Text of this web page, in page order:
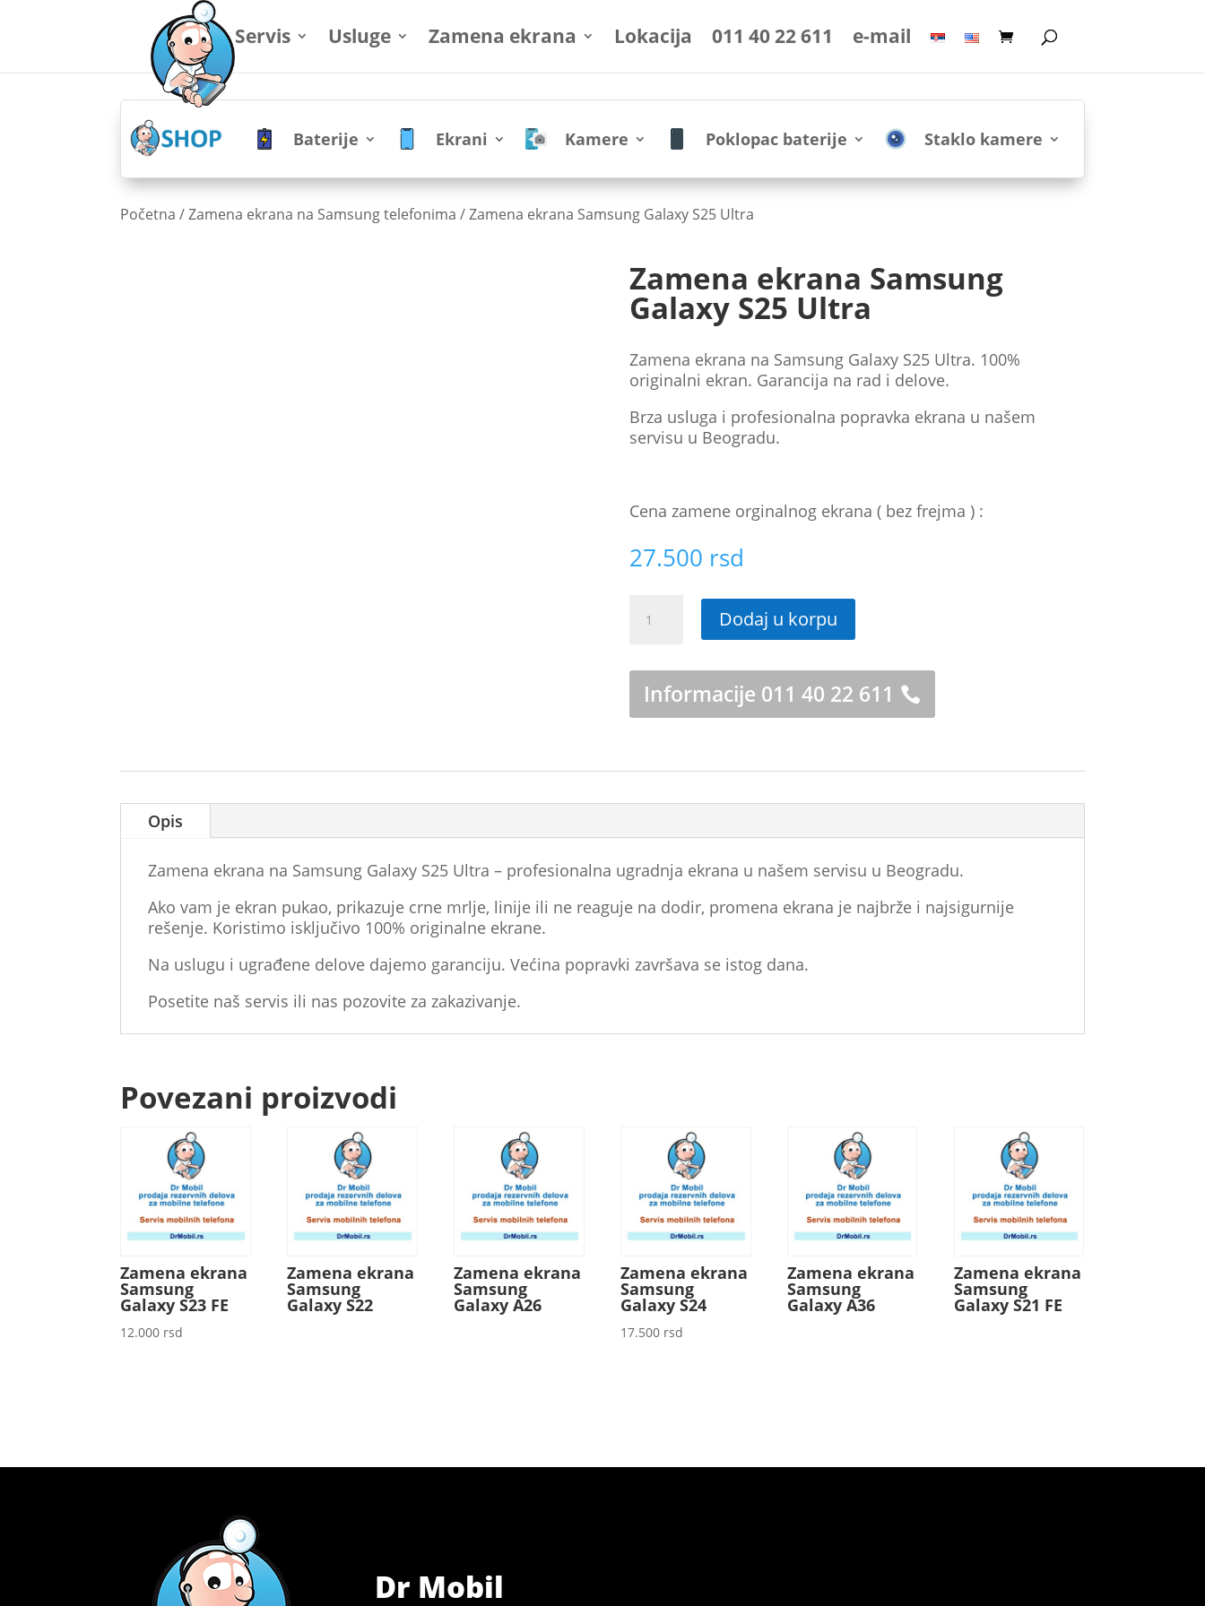
Servis Usluge Zamena ekrana Lokacija 011 40 22 611 e-mail
Baterije Ekrani Kamere Poklopac baterije Staklo kamere
Početna /Zamena ekrana na Samsung telefonima / Zamena ekrana Samsung Galaxy S25 Ultra
Zamena ekrana Samsung
Galaxy S25 Ultra
Zamena ekrana na Samsung Galaxy S25 Ultra. 100%
originalni ekran. Garancija na rad i delove.
Brza usluga i profesionalna popravka ekrana u našem
servisu u Beogradu.
Cena zamene orginalnog ekrana ( bez frejma ) :
27.500 rsd
ekrana
Galaxy
S25
Ultra
Dodaj u korpu
Informacije 011 40 22 611
Opis
Zamena ekrana na Samsung Galaxy S25 Ultra – profesionalna ugradnja ekrana u našem servisu u Beogradu.
Ako vam je ekran pukao, prikazuje crne mrlje, linije ili ne reaguje na dodir, promena ekrana je najbrže i najsigurnije
rešenje. Koristimo isključivo 100% originalne ekrane.
Na uslugu i ugrađene delove dajemo garanciju. Većina popravki završava se istog dana.
Posetite naš servis ili nas pozovite za zakazivanje.
Povezani proizvodi
Zamena ekrana
Samsung
Galaxy S23 FE
12.000 rsd
Zamena ekrana
Samsung
Galaxy S22
Zamena ekrana
Samsung
Galaxy A26
Zamena ekrana
Samsung
Galaxy S24
17.500 rsd
Zamena ekrana
Samsung
Galaxy A36
Zamena ekrana
Samsung
Galaxy S21 FE
Dr Mobil